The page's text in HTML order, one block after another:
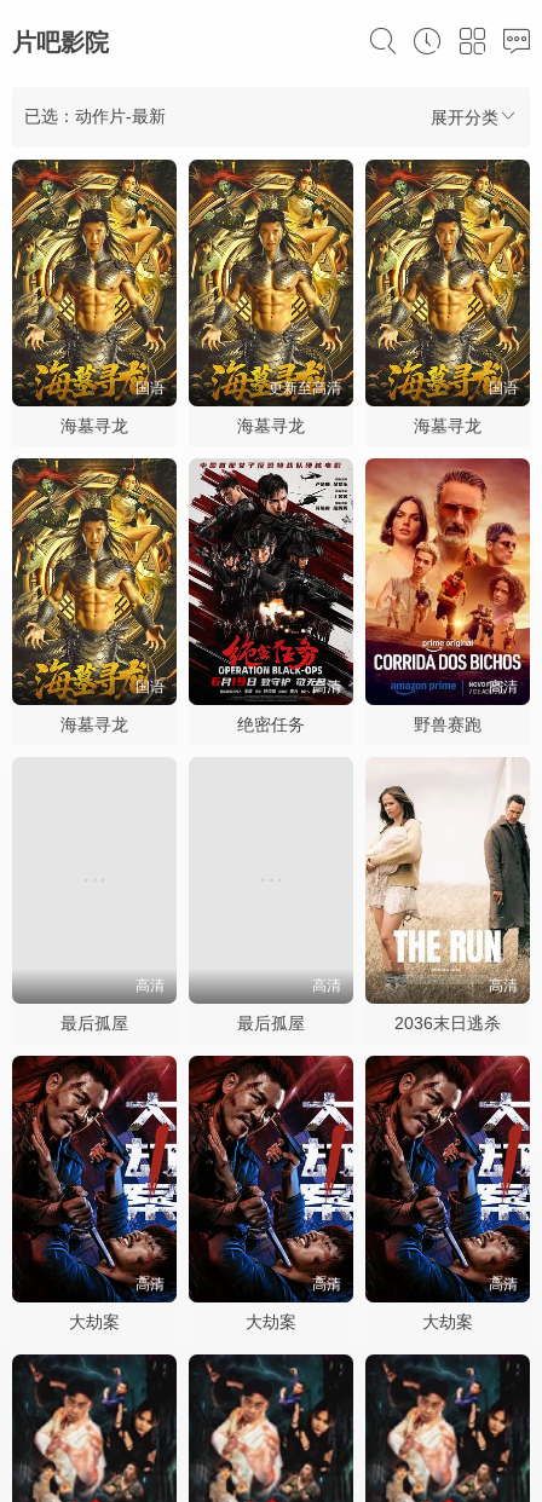
片吧影院
展开分类
已选：动作片-最新
国语
海墓寻龙
更新至高清
海墓寻龙
国语
海墓寻龙
国语
海墓寻龙
高清
绝密任务
高清
野兽赛跑
高清
最后孤屋
高清
最后孤屋
高清
2036末日逃杀
高清
大劫案
高清
大劫案
高清
大劫案